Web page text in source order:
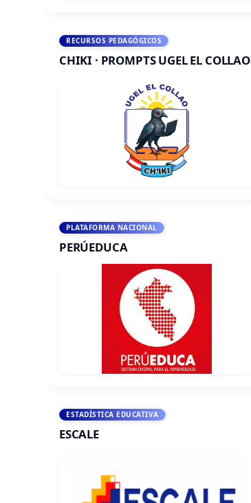
RECURSOS PEDAGÓGICOS
CHIKI · PROMPTS UGEL EL COLLAO
PLATAFORMA NACIONAL
PERÚEDUCA
ESTADÍSTICA EDUCATIVA
ESCALE